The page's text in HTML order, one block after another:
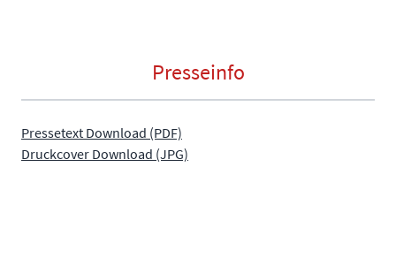
Presseinfo
Pressetext Download (PDF)
Druckcover Download (JPG)